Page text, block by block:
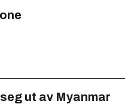
ut av Myanmar